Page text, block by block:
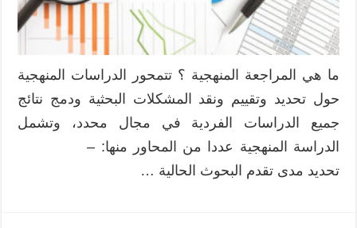
ما هي المراجعة المنهجية ؟ تتمحور الدراسات المنهجية
حول تحديد وتقييم ونقد المشكلات البحثية ودمج نتائج
جميع الدراسات الفردية في مجال محدد، وتشمل
الدراسة المنهجية عددا من المحاور منها: –
تحديد مدى تقدم البحوث الحالية …